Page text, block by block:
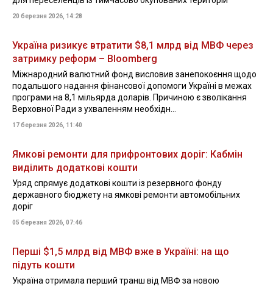
20 березня 2026, 14:28
Україна ризикує втратити $8,1 млрд від МВФ через
затримку реформ – Bloomberg
Міжнародний валютний фонд висловив занепокоєння щодо
подальшого надання фінансової допомоги Україні в межах
програми на 8,1 мільярда доларів. Причиною є зволікання
Верховної Ради з ухваленням необхідн...
17 березня 2026, 11:40
Ямкові ремонти для прифронтових доріг: Кабмін
виділить додаткові кошти
Уряд спрямує додаткові кошти із резервного фонду
державного бюджету на ямкові ремонти автомобільних
доріг
05 березня 2026, 07:46
Перші $1,5 млрд від МВФ вже в Україні: на що
підуть кошти
Україна отримала перший транш від МВФ за новою